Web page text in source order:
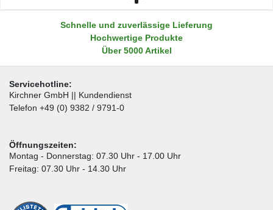
Schnelle und zuverlässige Lieferung
Hochwertige Produkte
Über 5000 Artikel
Servicehotline:
Kirchner GmbH || Kundendienst
Telefon +49 (0) 9382 / 9791-0
Öffnungszeiten:
Montag - Donnerstag: 07.30 Uhr - 17.00 Uhr
Freitag: 07.30 Uhr - 14.30 Uhr